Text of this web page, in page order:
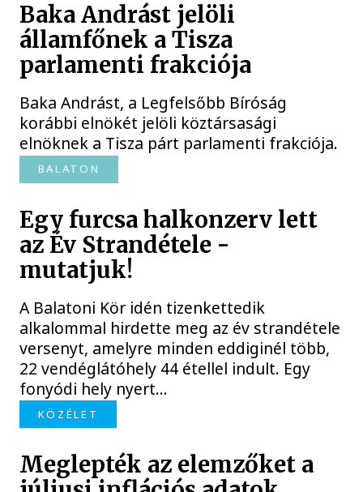
Baka Andrást jelöli
államfőnek a Tisza
parlamenti frakciója
Baka Andrást, a Legfelsőbb Bíróság
korábbi elnökét jelöli köztársasági
elnöknek a Tisza párt parlamenti frakciója.
BALATON
Egy furcsa halkonzerv lett
az Év Strandétele -
mutatjuk!
A Balatoni Kör idén tizenkettedik
alkalommal hirdette meg az év strandétele
versenyt, amelyre minden eddiginél több,
22 vendéglátóhely 44 étellel indult. Egy
fonyódi hely nyert...
KÖZÉLET
Meglepték az elemzőket a